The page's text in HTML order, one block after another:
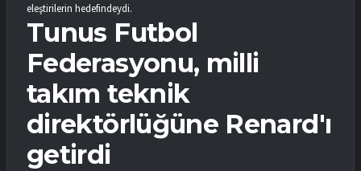
eleştirilerin hedefindeydi.
Tunus Futbol
Federasyonu, milli
takım teknik
direktörlüğüne Renard'ı
getirdi